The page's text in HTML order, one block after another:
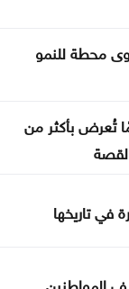
محطة للنمو
أكثر من 50 عامًا تُعرض بأكثر من
في تاريخها
المواطنين